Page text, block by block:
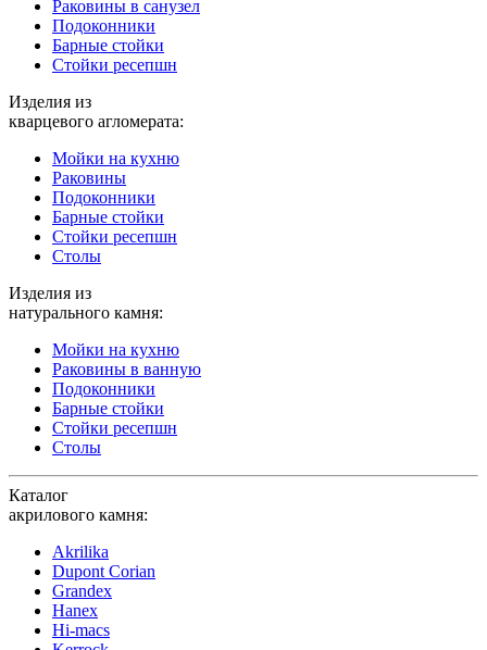
Раковины в санузел
Подоконники
Барные стойки
Стойки ресепшн
Изделия из
кварцевого агломерата:
Мойки на кухню
Раковины
Подоконники
Барные стойки
Стойки ресепшн
Столы
Изделия из
натурального камня:
Мойки на кухню
Раковины в ванную
Подоконники
Барные стойки
Стойки ресепшн
Столы
Каталог
акрилового камня:
Akrilika
Dupont Corian
Grandex
Hanex
Hi-macs